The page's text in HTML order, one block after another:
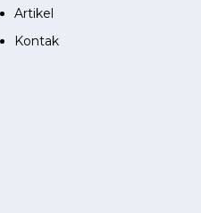
Artikel
Kontak